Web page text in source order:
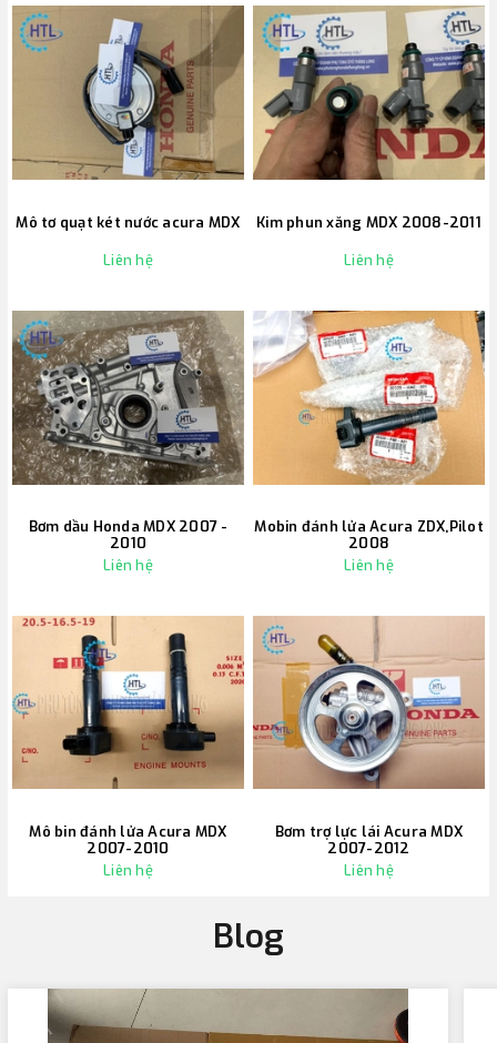
Mô tơ quạt két nước acura MDX
Liên hệ
Kim phun xăng MDX 2008-2011
Liên hệ
Bơm dầu Honda MDX 2007 -
2010
Liên hệ
Mobin đánh lửa Acura ZDX,Pilot
2008
Liên hệ
Mô bin đánh lửa Acura MDX
2007-2010
Liên hệ
Bơm trợ lực lái Acura MDX
2007-2012
Liên hệ
Blog